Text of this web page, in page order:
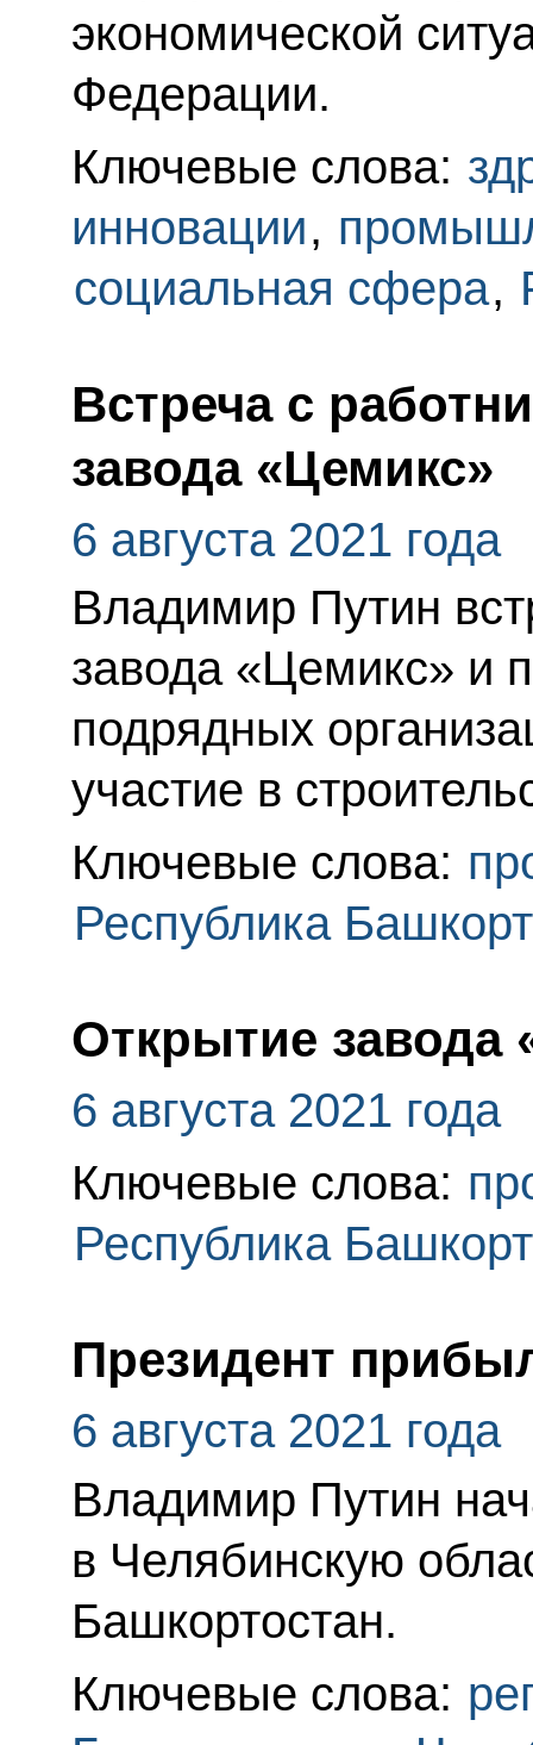
экономической
Федерации.
Ключевые слова:
инновации,
социальная сфера,
Встреча с
завода «Цемикс»
6 августа 2021 года
Владимир Путин
завода «Цемикс» и
подрядных
участие в
Ключевые слова:
Республика
Открытие завода
6 августа 2021 года
Ключевые слова:
Республика
Президент
6 августа 2021 года
Владимир Путин
в Челябинскую
Башкортостан.
Ключевые слова: